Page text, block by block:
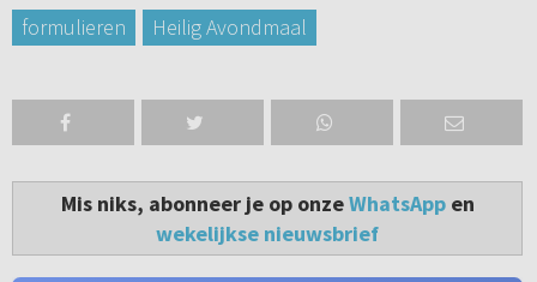
formulieren
Heilig Avondmaal
Mis niks, abonneer je op onzeWhatsAppen
wekelijkse nieuwsbrief